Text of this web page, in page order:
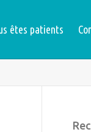
êtes patients